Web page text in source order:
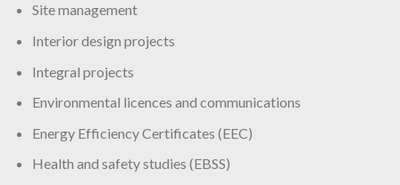
Site management
Interior design projects
Integral projects
Environmental licences and communications
Energy Efficiency Certificates (EEC)
Health and safety studies (EBSS)